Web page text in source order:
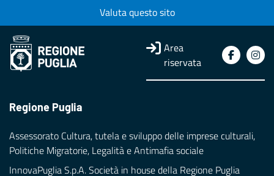
Valuta questo sito
Area
riservata
Regione Puglia
Assessorato Cultura, tutela e sviluppo delle imprese culturali,
Politiche Migratorie, Legalità e Antimafia sociale
InnovaPuglia S.p.A. Società in house della Regione Puglia